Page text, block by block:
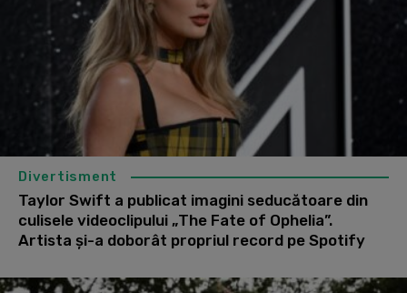
Divertisment
Taylor Swift a publicat imagini seducătoare din
culisele videoclipului „The Fate of Ophelia”.
Artista şi-a doborât propriul record pe Spotify